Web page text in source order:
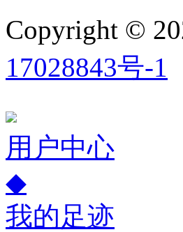
Copyright ©
17028843号-1
用户中心
◆
我的足迹